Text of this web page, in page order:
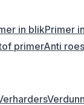
in blikPrimer
primerAnti